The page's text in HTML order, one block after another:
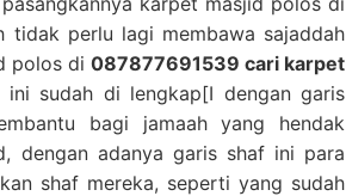
tidak perlu lagi membawa sajaddah
polos di 087877691539 cari karpet
ini sudah di lengkap[I dengan garis
bagi jamaah yang hendak
dengan adanya garis shaf ini para
shaf mereka, seperti yang sudah